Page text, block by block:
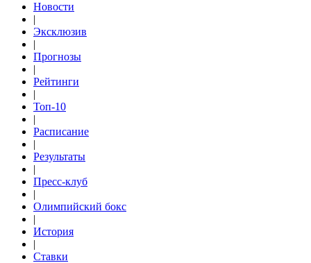
Новости
|
Эксклюзив
|
Прогнозы
|
Рейтинги
|
Топ-10
|
Расписание
|
Результаты
|
Пресс-клуб
|
Олимпийский бокс
|
История
|
Ставки